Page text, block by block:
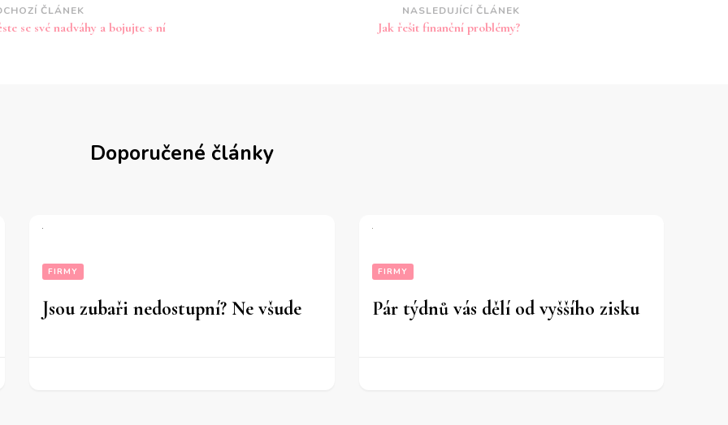
ČLÁNEK
se své nadváhy a bojujte s ní
NASLEDUJÍCÍ ČLÁNEK
Jak řešit finanční problémy?
Doporučené články
FIRMY
Jsou zubaři nedostupní? Ne všude
FIRMY
Pár týdnů vás dělí od vyššího zisku